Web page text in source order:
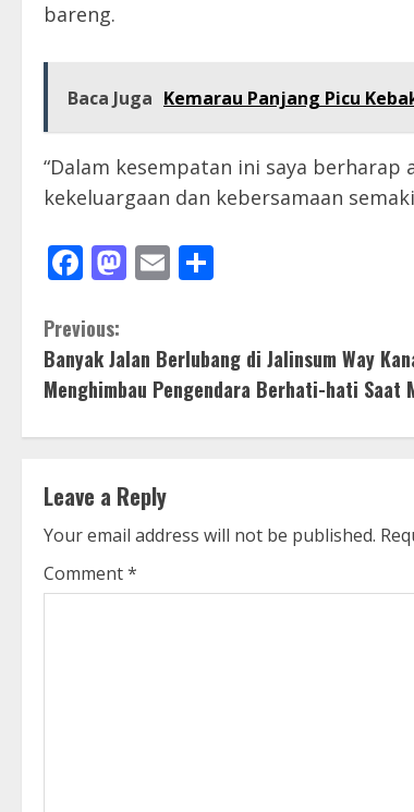
bareng.
Baca Juga Kemarau Panjang Picu
“Dalam kesempatan ini saya
kekeluargaan dan kebersamaan
Facebook
Mastodon
Email
C
o
n
i
n
u
Previous:
Banyak Jalan Berlubang di Jalinsum Way
Menghimbau Pengendara Berhati-hati Saat
Leave a Reply
Your email address will not be published.
Comment*